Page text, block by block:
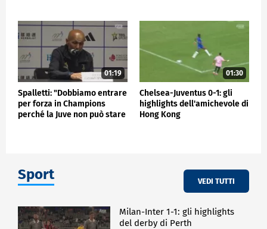
01:19
Spalletti: "Dobbiamo entrare
per forza in Champions
perché la Juve non può stare
01:30
Chelsea-Juventus 0-1: gli
highlights dell'amichevole di
Hong Kong
Sport VEDI TUTTI
Milan-Inter 1-1: gli highlights
del derby di Perth